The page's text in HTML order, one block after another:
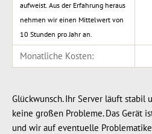
aufweist. Aus der Erfahrung heraus
nehmen wir einen Mittelwert von
10 Stunden pro Jahr an.
Monatliche Kosten:
Glückwunsch. Ihr Server läuft stabil
keine großen Probleme. Das Gerät
und wir auf eventuelle